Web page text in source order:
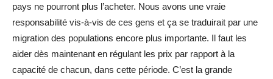
pays ne pourront plus l’acheter. Nous avons une vraie
responsabilité vis-à-vis de ces gens et ça se traduirait par une
migration des populations encore plus importante. Il faut les
aider dès maintenant en régulant les prix par rapport à la
capacité de chacun, dans cette période. C’est la grande